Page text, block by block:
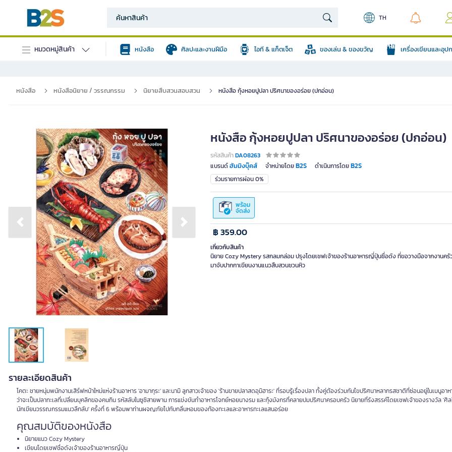
TH
หมวดหมู่สินค้า หนังสือ ศิลปะและงานฝีมือ ไอที & แก็ตเจ็ต ของเล่น & ของขวัญ เครื่องเขียนและอุ
หนังสือ หนังสือนิยาย / วรรณกรรม นิยายสืบสวนสอบสวน หนังสือ กุ้งหอยปูปลา ปริศนาของอร่อย (ปกอ่อน)
Previous slide Next slide
หนังสือ กุ้งหอยปูปลา ปริศนาของอร่อย (ปกอ่อน)
รหัสสินค้าDA08263
แบรนด์ฮัมมิงบุ๊คส์ จำหน่ายโดยB2S ดำเนินการโดยB2S
ร่วมรายการผ่อน 0%
พร้อม
จัดส่ง
฿ 359.00
เกี่ยวกับสินค้า
นิยาย Cozy Mystery รสกลมกล่อม ปรุงโดยเชฟเจ้าของร้านอาหารญี่ปุ่นชื่อดัง ที่ขอวางมือจากงานครั
มาจับปากกาเขียนงานแนวสืบสวนชวนหิว
รายละเอียดสินค้า
โคตะ ชายหนุ่มพนักงานเสิร์ฟหน้าใหม่แห่งร้านอาหาร 'อามากุระ' และนามิ ลูกสาวเจ้าของ 'ร้านขายปลาสดอุมิฮาระ' ที่รอบรู้เรื่องปลา ทั้งคู่ต้องร่วมกันไขปริศนาหลากรสชาติที่ซ่อนอยู่ในเมนูอาห
ว่าจะเป็นปลาทะเลที่เปลี่ยนบุคลิกของคนกิน รหัสลับในซูชิสายพาน การแข่งขันทำอาหารโจทย์หอยนางรม และกุ้งมังกรที่คลายปมปริศนาครอบครัว นิยายที่รังสรรค์โดยเชฟเจ้าของรางวัล 'ศิ
นักเขียนวรรณกรรมแนวลึกลับ' ครั้งที่ 6 พร้อมพาท่านผจญภัยไปกับกลิ่นหอมของท้องทะเลและอาหารทะเลแสนอร่อย
คุณสมบัติของหนังสือ
นิยายแนว Cozy Mystery
เขียนโดยเชฟชื่อดังเจ้าของร้านอาหารญี่ปุ่น